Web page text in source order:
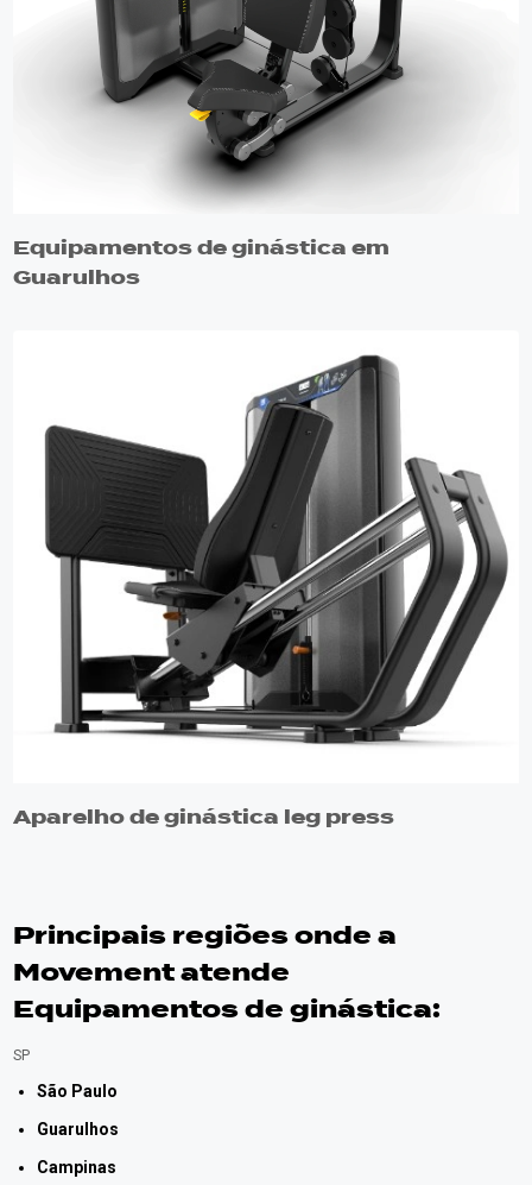
Equipamentos de ginástica em
Guarulhos
Aparelho de ginástica leg press
Principais regiões onde a
Movement atende
Equipamentos de ginástica:
SP
São Paulo
Guarulhos
Campinas